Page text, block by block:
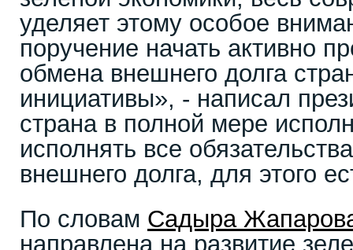
уделяет этому особое
поручение начать активно
обмена внешнего долга
инициативы», - написал
страна в полной мере
исполнять все
внешнего долга, для этого
По словам Садыра
направлена на развитие